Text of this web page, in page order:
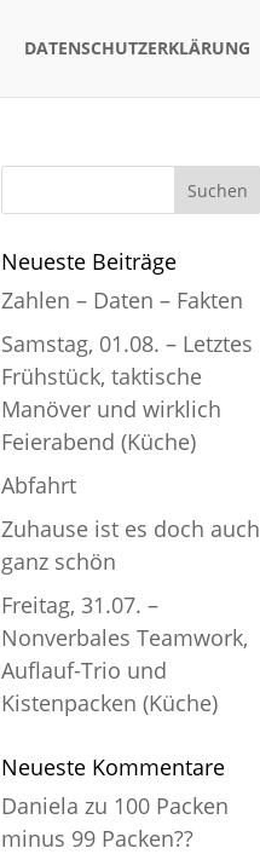
DATENSCHUTZERKLÄRUNG
Neueste Beiträge
Zahlen – Daten – Fakten
Samstag, 01.08. – Letztes
Frühstück, taktische
Manöver und wirklich
Feierabend (Küche)
Abfahrt
Zuhause ist es doch auch
ganz schön
Freitag, 31.07. –
Nonverbales Teamwork,
Auflauf-Trio und
Kistenpacken (Küche)
Neueste Kommentare
Daniela zu 100 Packen
minus 99 Packen??